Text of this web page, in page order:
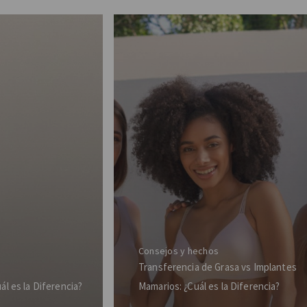
es la Diferencia?
Consejos y hechos
Transferencia de Grasa vs Implantes
Mamarios: ¿Cuál es la Diferencia?